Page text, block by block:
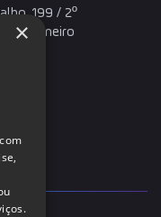
199 / 2º
de Janeiro
×